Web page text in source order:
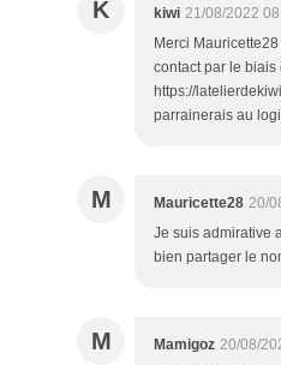
K kiwi 21/08/2022
Merci
contact par le biais
https://
parrainerais au
M Mauricette28 20/
Je suis admirative
bien partager le
M Mamigoz 20/08/